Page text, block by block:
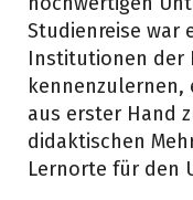
Studienreise war
Institutionen der
aus erster Hand
didaktischen
Lernorte für den